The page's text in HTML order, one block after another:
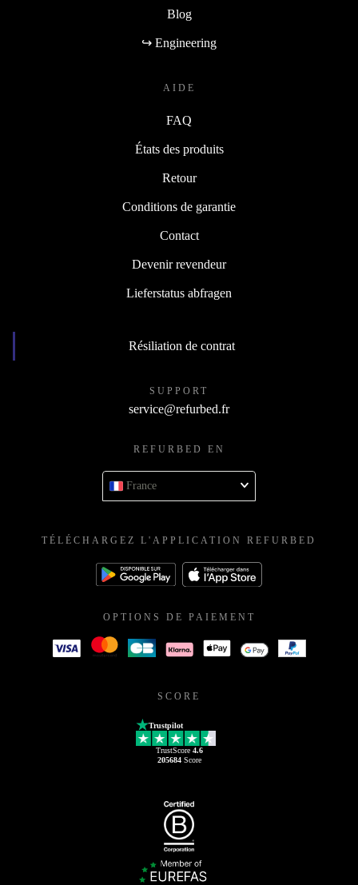
Blog
↪ Engineering
AIDE
FAQ
États des produits
Retour
Conditions de garantie
Contact
Devenir revendeur
Lieferstatus abfragen
Résiliation de contrat
SUPPORT
service@refurbed.fr
REFURBED EN
France
TÉLÉCHARGEZ L'APPLICATION REFURBED
OPTIONS DE PAIEMENT
SCORE
Trustpilot
TrustScore 4.6
205684Score